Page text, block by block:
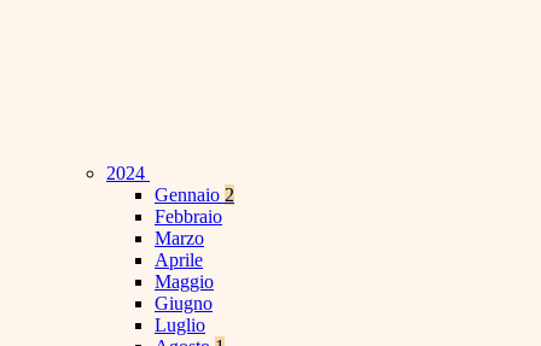
2024
Gennaio 2
Febbraio
Marzo
Aprile
Maggio
Giugno
Luglio